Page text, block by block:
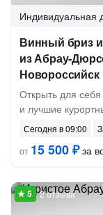
Индивидуальная
Винный бриз
из Абрау-
Новороссийск
Открыть для
и лучшие
Сегодня в 09:00
от 15 500 ₽за
2 отзыва